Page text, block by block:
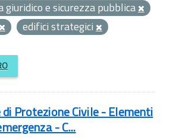
giuridico e sicurezza pubblica
edifici strategici
Protezione Civile - Elementi
- C...